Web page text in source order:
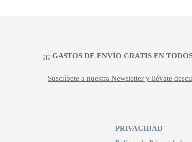
¡¡¡ GASTOS DE ENVÍO GRATIS EN
Suscríbete a nuestra Newsletter y llévate
PRIVACIDAD